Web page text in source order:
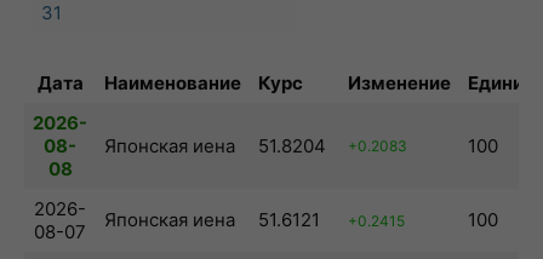
31
Дата Наименование Курс Изменение
Единиц
2026-
08-
08
Японская иена 51.8204 +0.2083 100
2026-
08-07
Японская иена 51.6121 +0.2415 100